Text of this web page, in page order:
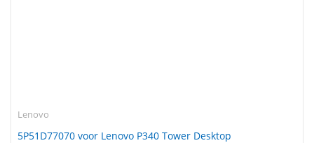
Lenovo
5P51D77070 voor Lenovo P340 Tower Desktop